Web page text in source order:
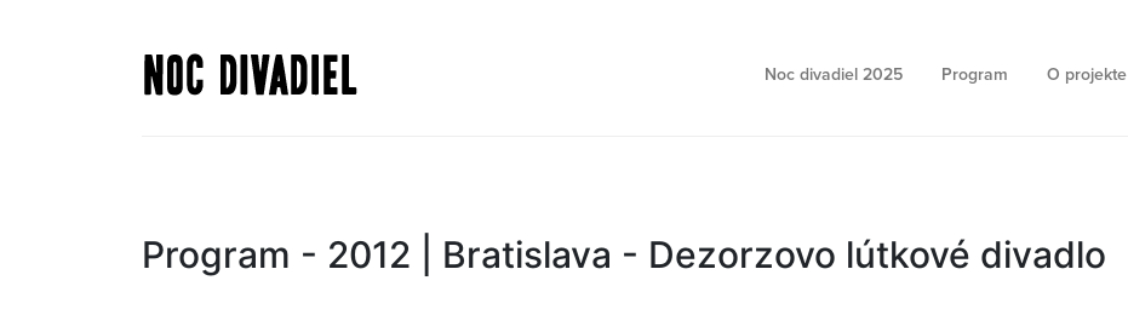
na
hlavný
Noc divadiel 2025 Program O projekte
Program - 2012 | Bratislava - Dezorzovo lútkové divadlo